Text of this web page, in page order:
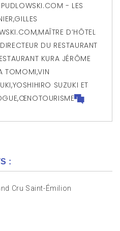
- LES
,GILLES
,MAÎTRE D’HÔTEL
DU RESTAURANT
KURA JÉRÔME
TOMOMI,VIN
,YOSHIHIRO SUZUKI ET
,ŒNOTOURISME
:
Cru Saint-Émilion